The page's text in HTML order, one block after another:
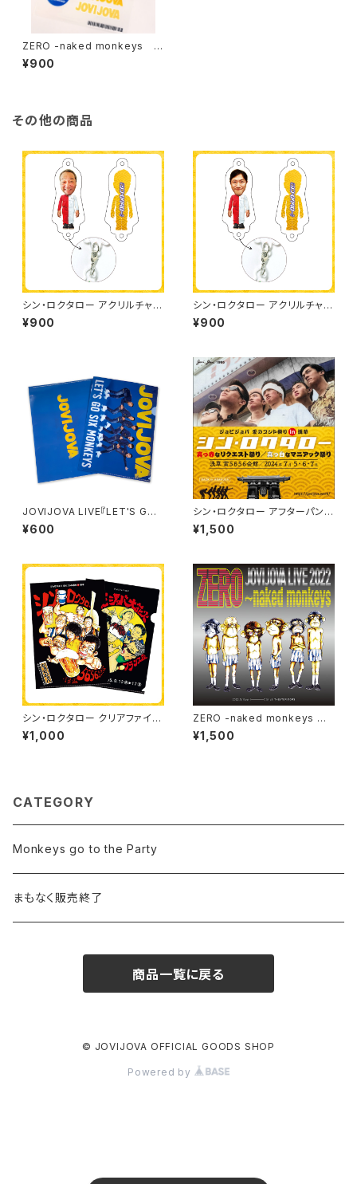
ZERO -naked monkeys ア
イロン熱転写シート
¥900
その他の商品
シン・ロクタロー アクリルチャー
ム（坂田）
¥900
シン・ロクタロー アクリルチャー
ム（六角）
¥900
JOVIJOVA LIVE『LET'S GO
SIX MONKEYS』クリアファイ
ル[2025/9/15にて完全終売]
¥600
シン・ロクタロー アフターパンフ
レット
¥1,500
シン・ロクタロー クリアファイル
2枚セット
¥1,000
ZERO -naked monkeys ア
フターパンフレット
¥1,500
CATEGORY
Monkeys go to the Party
まもなく販売終了
商品一覧に戻る
© JOVIJOVA OFFICIAL GOODS SHOP
Powered by